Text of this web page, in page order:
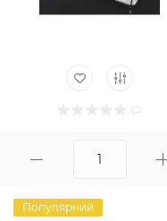
Популярний